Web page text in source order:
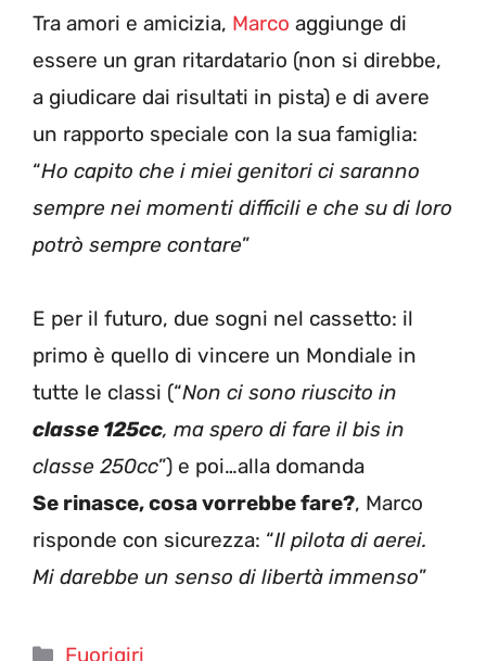
Tra amori e amicizia, Marco aggiunge di
essere un gran ritardatario (non si direbbe,
a giudicare dai risultati in pista) e di avere
un rapporto speciale con la sua famiglia:
“Ho capito che i miei genitori ci saranno
sempre nei momenti difficili e che su di loro
potrò sempre contare”
E per il futuro, due sogni nel cassetto: il
primo è quello di vincere un Mondiale in
tutte le classi (“Non ci sono riuscito in
classe 125cc, ma spero di fare il bis in
classe 250cc”) e poi…alla domanda
Se rinasce, cosa vorrebbe fare?, Marco
risponde con sicurezza: “Il pilota di aerei.
Mi darebbe un senso di libertà immenso”
Categorie
Fuorigiri